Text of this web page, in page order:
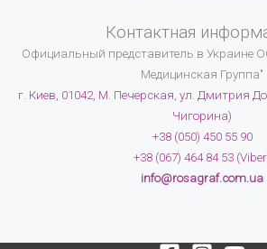
Контактная
Официальный представитель в Украине
Медицинская Группа"
г. Киев, 01042, М. Печерская, ул. Дмитрия
Чигорина)
+38 (050) 450 55 90
+38 (067) 464 84 53
info@rosagraf.com.ua